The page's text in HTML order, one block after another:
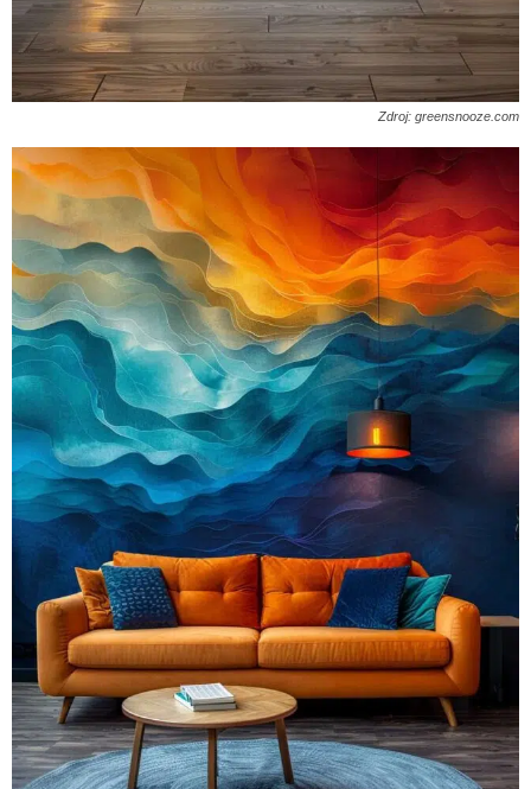
Zdroj: greensnooze.com